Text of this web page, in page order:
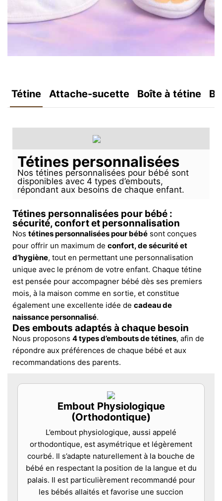
Tétine Attache-sucette Boîte à tétine
Tétines personnalisées
Nos tétines personnalisées pour bébé sont
disponibles avec 4 types d’embouts,
répondant aux besoins de chaque enfant.
Tétines personnalisées pour bébé :
sécurité, confort et personnalisation
Nos tétines personnalisées pour bébé sont conçues
pour offrir un maximum de confort, de sécurité et
d’hygiène, tout en permettant une personnalisation
unique avec le prénom de votre enfant. Chaque tétine
est pensée pour accompagner bébé dès ses premiers
mois, à la maison comme en sortie, et constitue
également une excellente idée de cadeau de
naissance personnalisé.
Des embouts adaptés à chaque besoin
Nous proposons 4 types d’embouts de tétines, afin de
répondre aux préférences de chaque bébé et aux
recommandations des parents.
Embout Physiologique
(Orthodontique)
L’embout physiologique, aussi appelé
orthodontique, est asymétrique et légèrement
courbé. Il s’adapte naturellement à la bouche de
bébé en respectant la position de la langue et du
palais. Il est particulièrement recommandé pour
les bébés allaités et favorise une succion